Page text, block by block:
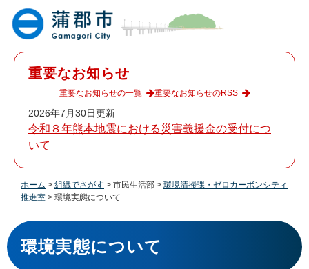
重要なお知らせ
2026年7月30日更新
令和８年熊本地震における災害義援金の受付につ
いて
重要なお知らせの一覧 重要なお知らせのRSS
ホーム > 組織でさがす > 市民生活部 > 環境清掃課・ゼロカーボンシティ
推進室 > 環境実態について
本
文
環境実態について